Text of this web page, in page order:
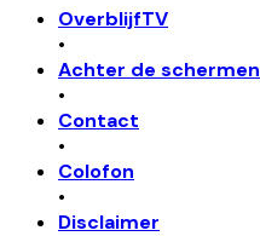
OverblijfTV
•
Achter de schermen
•
Contact
•
Colofon
•
Disclaimer